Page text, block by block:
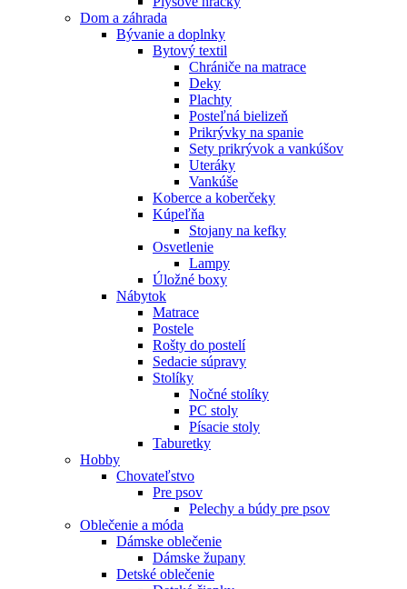
Dom a záhrada
Bývanie a doplnky
Bytový textil
Chrániče na matrace
Deky
Plachty
Posteľná bielizeň
Prikrývky na spanie
Sety prikrývok a vankúšov
Uteráky
Vankúše
Koberce a koberčeky
Kúpeľňa
Stojany na kefky
Osvetlenie
Lampy
Úložné boxy
Nábytok
Matrace
Postele
Rošty do postelí
Sedacie súpravy
Stolíky
Nočné stolíky
PC stoly
Písacie stoly
Taburetky
Hobby
Chovateľstvo
Pre psov
Pelechy a búdy pre psov
Oblečenie a móda
Dámske oblečenie
Dámske župany
Detské oblečenie